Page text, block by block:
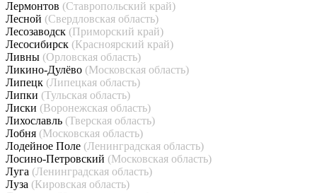
Лермонтов (Ставропольский край)
Лесной (Свердловская область)
Лесозаводск (Приморский край)
Лесосибирск (Красноярский край)
Ливны (Орловская область)
Ликино-Дулёво (Московская область)
Липецк (Липецкая область)
Липки (Тульская область)
Лиски (Воронежская область)
Лихославль (Тверская область)
Лобня (Московская область)
Лодейное Поле (Ленинградская область)
Лосино-Петровский (Московская область)
Луга (Ленинградская область)
Луза (Кировская область)